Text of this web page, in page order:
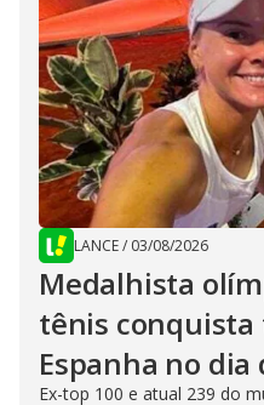
LANCE/ 03/08/2026
Medalhista
tênis
Espanha no
Ex-top 100 e atual 239 do